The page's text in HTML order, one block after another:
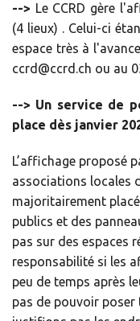
--> Le CCRD gère
(4 lieux) . Celui-ci
espace très à
ccrd@ccrd.ch ou au
--> Un service de
place dès janvier
L’affichage proposé
associations locales
majoritairement
publics et des
pas sur des espaces
responsabilité si les
peu de temps après
pas de pouvoir poser